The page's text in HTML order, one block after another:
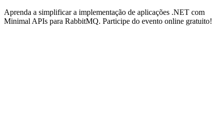
Aprenda a simplificar a implementação de aplicações .NET com
Minimal APIs para RabbitMQ. Participe do evento online gratuito!